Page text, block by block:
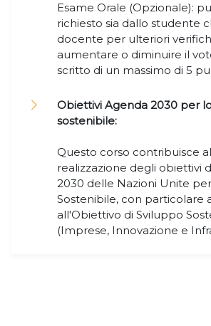
Esame Orale (Opzionale):
richiesto sia dallo studente
docente per ulteriori
aumentare o diminuire il
scritto di un massimo di 5
Obiettivi Agenda 2030 per
sostenibile:
Questo corso contribuisce
realizzazione degli obiettivi
2030 delle Nazioni Unite
Sostenibile, con particolare
all'Obiettivo di Sviluppo
(Imprese, Innovazione e